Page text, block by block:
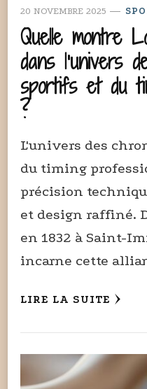
20 NOVEMBRE 2025
Quelle montre
dans l’univers
sportifs et du
?
L'univers des
du timing
précision
et design raffiné.
en 1832 à Saint-
incarne cette
LIRE LA SUITE